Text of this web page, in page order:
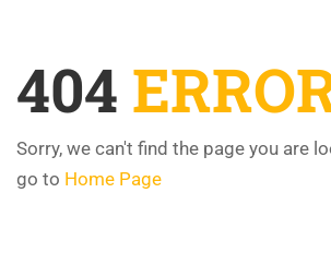
404
Sorry, we can't find the page you are
go to Home Page